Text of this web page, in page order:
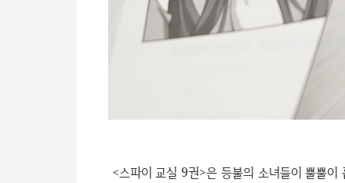
<스파이 교실 9권>은 등불의 소녀들이 뿔뿔